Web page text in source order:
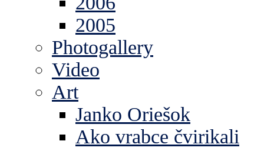
2005
Photogallery
Video
Art
Janko Oriešok
Ako vrabce čvirikali